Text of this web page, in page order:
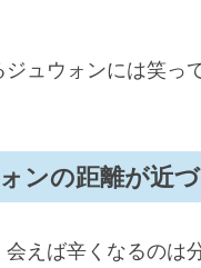
ジュウォンには笑
ンの距離が近づ
会えば辛くなるの